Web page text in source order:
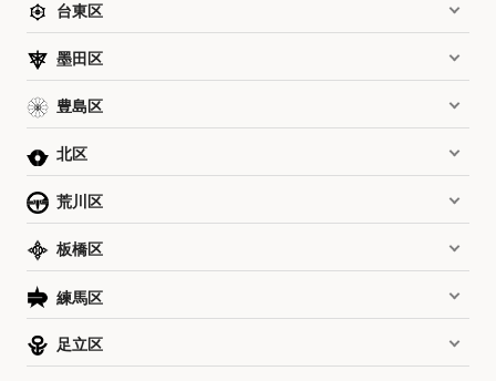
台東区
墨田区
豊島区
北区
荒川区
板橋区
練馬区
足立区